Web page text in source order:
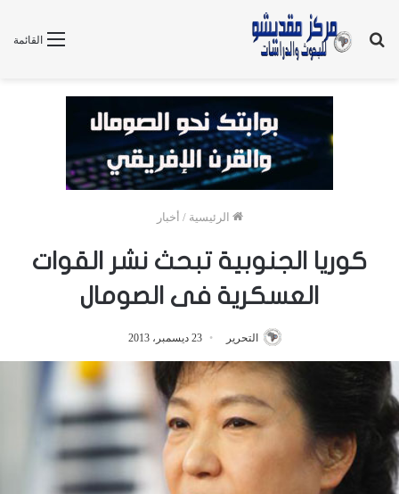
القائمة
بحث
الرئيسية / أخبار
كوريا الجنوبية تبحث نشر القوات
العسكرية فى الصومال
التحرير 23 ديسمبر، 2013